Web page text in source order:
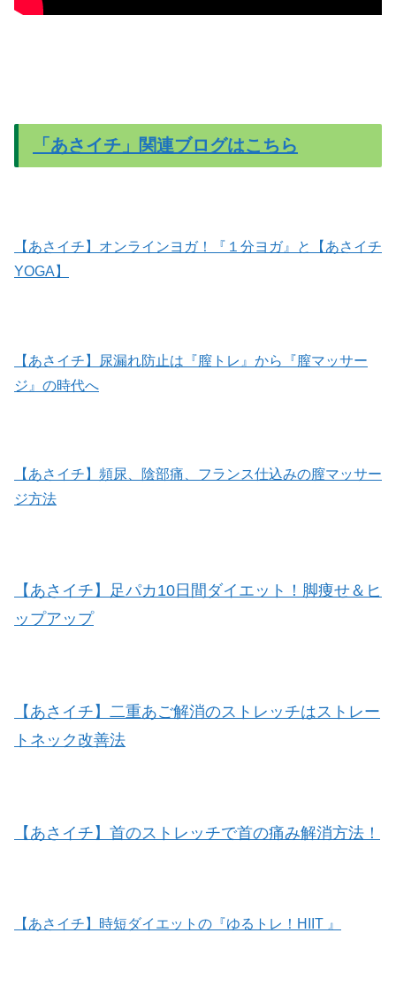
「あさイチ」関連ブログはこちら
【あさイチ】オンラインヨガ！『１分ヨガ』と【あさイチ
YOGA】
【あさイチ】尿漏れ防止は『膣トレ』から『膣マッサー
ジ』の時代へ
【あさイチ】頻尿、陰部痛、フランス仕込みの膣マッサー
ジ方法
【あさイチ】足パカ10日間ダイエット！脚痩せ＆ヒ
ップアップ
【あさイチ】二重あご解消のストレッチはストレー
トネック改善法
【あさイチ】首のストレッチで首の痛み解消方法！
【あさイチ】時短ダイエットの『ゆるトレ！HIIT 』